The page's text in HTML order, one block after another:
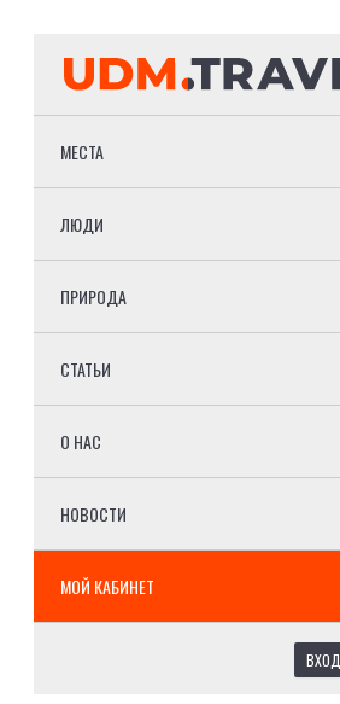
МЕСТА
ЛЮДИ
ПРИРОДА
СТАТЬИ
О НАС
НОВОСТИ
МОЙ КАБИНЕТ
ВХОД